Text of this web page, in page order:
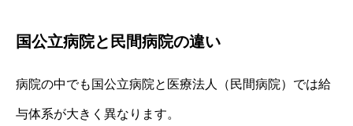
国公立病院と民間病院の違い
病院の中でも国公立病院と医療法人（民間病院）では給
与体系が大きく異なります。